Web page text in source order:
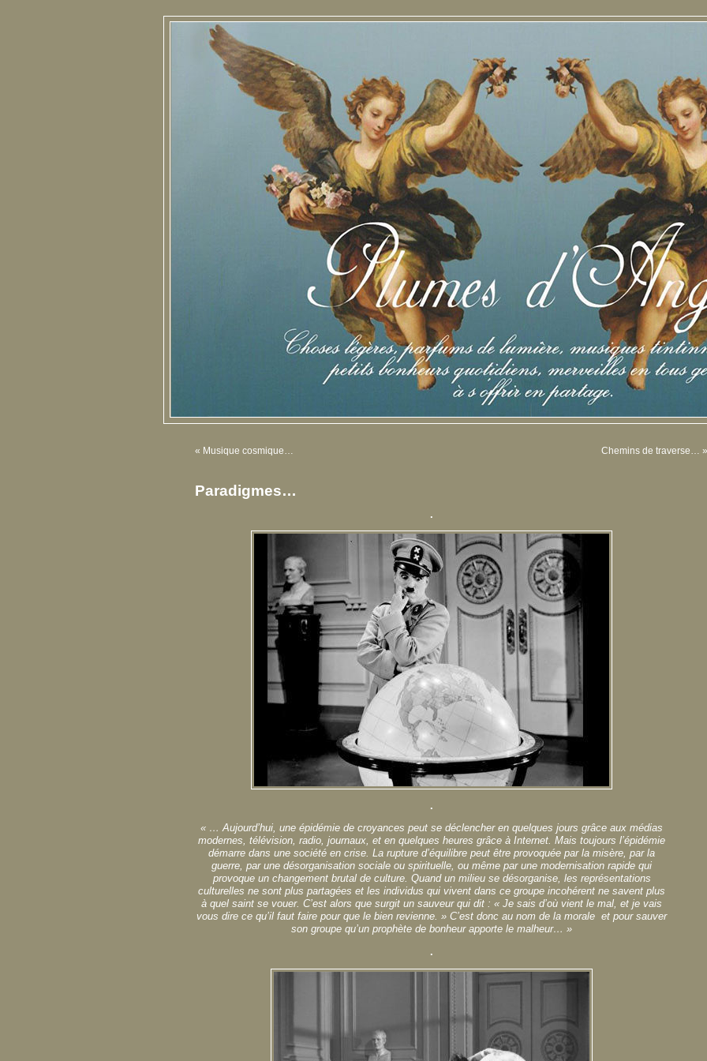
« Musique cosmique… Chemins de traverse… »
Paradigmes…
.
.
« … Aujourd’hui, une épidémie de croyances peut se déclencher en quelques jours grâce aux médias
modernes, télévision, radio, journaux, et en quelques heures grâce à Internet. Mais toujours l’épidémie
démarre dans une société en crise. La rupture d’équilibre peut être provoquée par la misère, par la
guerre, par une désorganisation sociale ou spirituelle, ou même par une modernisation rapide qui
provoque un changement brutal de culture. Quand un milieu se désorganise, les représentations
culturelles ne sont plus partagées et les individus qui vivent dans ce groupe incohérent ne savent plus
à quel saint se vouer. C’est alors que surgit un sauveur qui dit : « Je sais d’où vient le mal, et je vais
vous dire ce qu’il faut faire pour que le bien revienne. » C’est donc au nom de la morale et pour sauver
son groupe qu’un prophète de bonheur apporte le malheur… »
.